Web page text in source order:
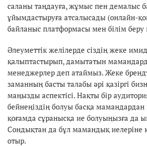
саланы таңдауға, жұмыс пен демалыс
ұйымдастыруға атсалысады (онлайн-
байланыс платформасы мен білім беру
Әлеуметтік желілерде сіздің жеке
қалыптастырып, дамытатын
менеджерлер деп атаймыз. Жеке
заманның басты талабы әрі қазіргі
маңызды аспектісі. Нақты бір
бейнеңіздің болуы басқа мамандардан
қоғамда сұранысқа ие болуыңызға да
Сондықтан да бұл мамандық иелеріне
отыр.